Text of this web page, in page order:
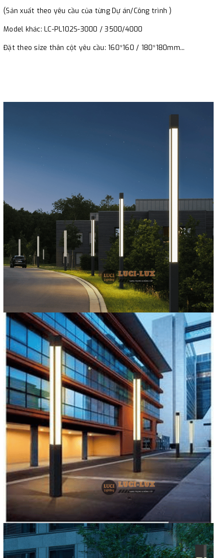
(Sản xuất theo yêu cầu của từng Dự án/Công trình )
Model khác: LC-PL102S-3000 / 3500/4000
Đặt theo size thân cột yêu cầu: 160*160 / 180*180mm...